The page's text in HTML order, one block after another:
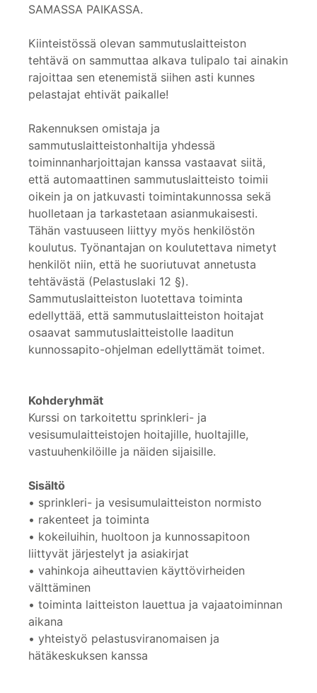
SAMASSA PAIKASSA.
Kiinteistössä olevan sammutuslaitteiston
tehtävä on sammuttaa alkava tulipalo tai ainakin
rajoittaa sen etenemistä siihen asti kunnes
pelastajat ehtivät paikalle!
Rakennuksen omistaja ja
sammutuslaitteistonhaltija yhdessä
toiminnanharjoittajan kanssa vastaavat siitä,
että automaattinen sammutuslaitteisto toimii
oikein ja on jatkuvasti toimintakunnossa sekä
huolletaan ja tarkastetaan asianmukaisesti.
Tähän vastuuseen liittyy myös henkilöstön
koulutus. Työnantajan on koulutettava nimetyt
henkilöt niin, että he suoriutuvat annetusta
tehtävästä (Pelastuslaki 12 §).
Sammutuslaitteiston luotettava toiminta
edellyttää, että sammutuslaitteiston hoitajat
osaavat sammutuslaitteistolle laaditun
kunnossapito-ohjelman edellyttämät toimet.
Kohderyhmät
Kurssi on tarkoitettu sprinkleri- ja
vesisumulaitteistojen hoitajille, huoltajille,
vastuuhenkilöille ja näiden sijaisille.
Sisältö
• sprinkleri- ja vesisumulaitteiston normisto
• rakenteet ja toiminta
• kokeiluihin, huoltoon ja kunnossapitoon
liittyvät järjestelyt ja asiakirjat
• vahinkoja aiheuttavien käyttövirheiden
välttäminen
• toiminta laitteiston lauettua ja vajaatoiminnan
aikana
• yhteistyö pelastusviranomaisen ja
hätäkeskuksen kanssa